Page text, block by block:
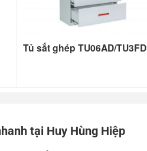
Tủ sắt ghép TU06AD/TU3FD
tại Huy Hùng Hiệp